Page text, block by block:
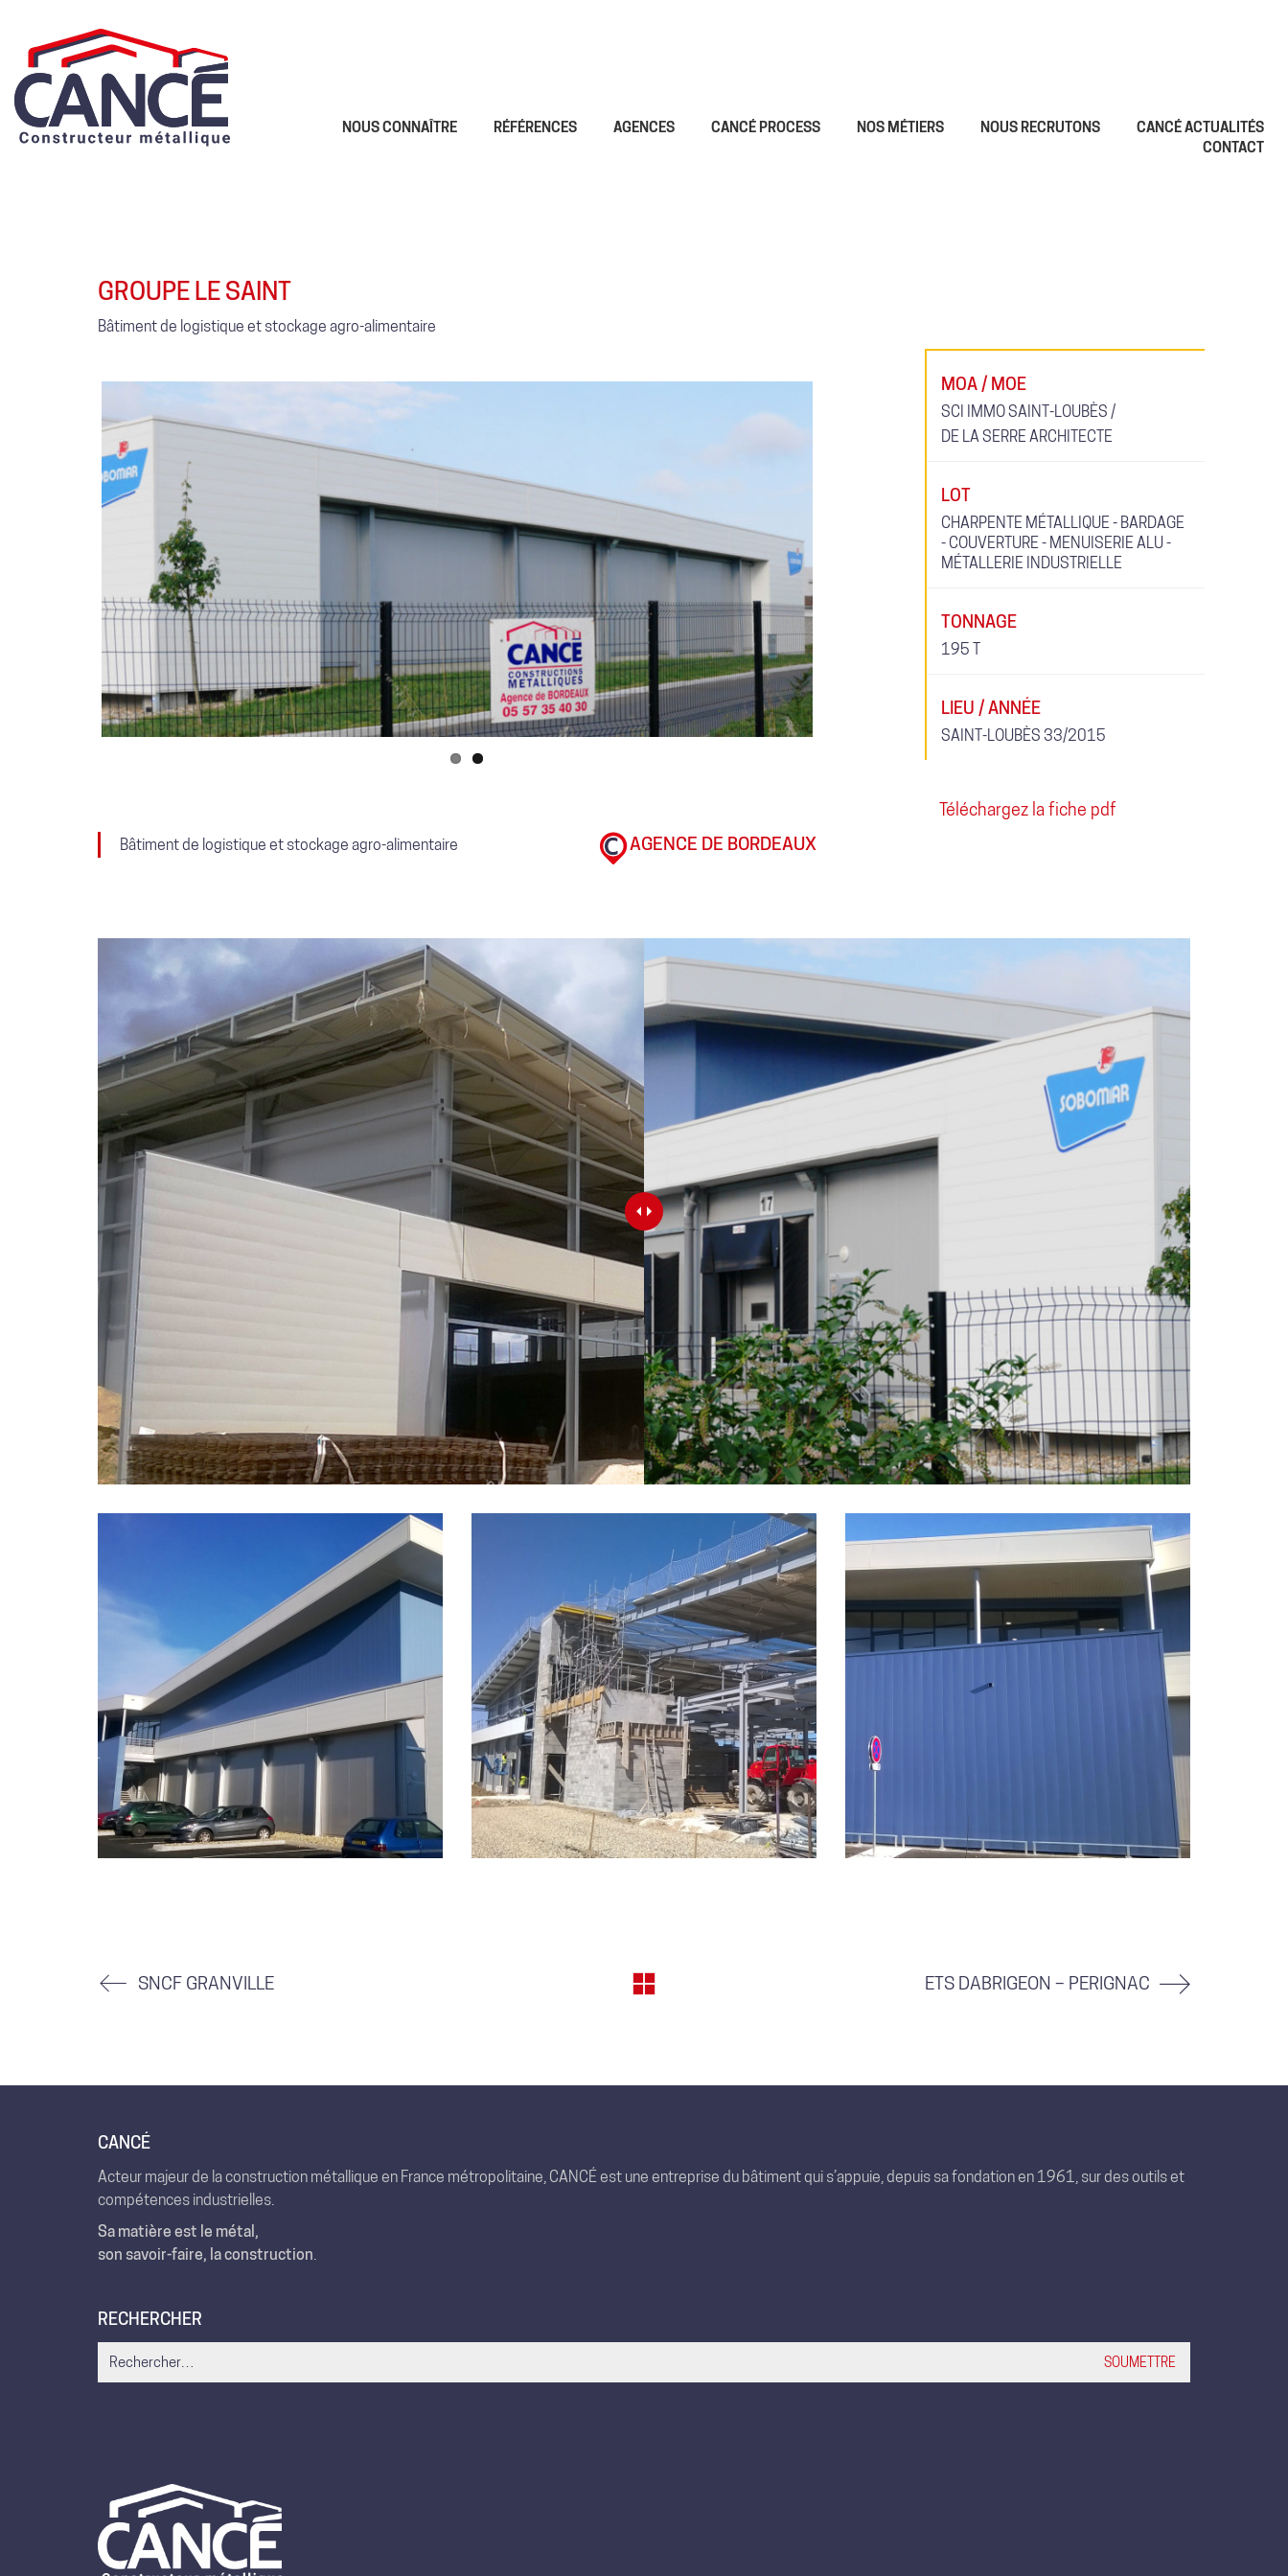
NOUS CONNAÎTRE RÉFÉRENCES AGENCES CANCÉ PROCESS NOS MÉTIERS NOUS RECRUTONS
CANCÉ ACTUALITÉS
CONTACT
GROUPE LE SAINT
Bâtiment de logistique et stockage agro-alimentaire
Bâtiment de logistique et stockage agro-alimentaire AGENCE DE BORDEAUX
MOA / MOE
SCI IMMO SAINT-LOUBÈS /
DE LA SERRE ARCHITECTE
LOT
CHARPENTE MÉTALLIQUE - BARDAGE
- COUVERTURE - MENUISERIE ALU -
MÉTALLERIE INDUSTRIELLE
TONNAGE
195 T
LIEU / ANNÉE
SAINT-LOUBÈS 33/2015
Téléchargez la fiche pdf
SNCF GRANVILLE ETS DABRIGEON – PERIGNAC
CANCÉ
Acteur majeur de la construction métallique en France métropolitaine, CANCÉ est une entreprise du bâtiment qui s’appuie, depuis sa fondation en 1961, sur des outils et
compétences industrielles.
Sa matière est le métal,
son savoir-faire, la construction.
RECHERCHER
for: